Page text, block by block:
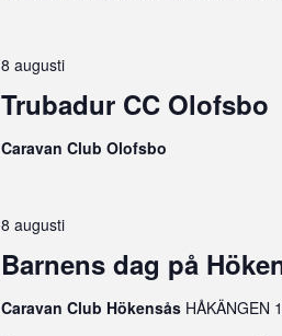
Trubadur CC Olofsbo
8 augusti
Caravan Club Olofsbo
Barnens dag på
8 augusti
Caravan Club Hökensås HÅKÄNGEN